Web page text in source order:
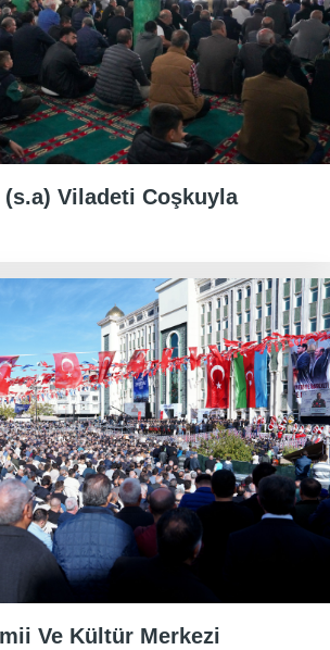
(s.a) Viladeti Coşkuyla
Ve Kültür Merkezi